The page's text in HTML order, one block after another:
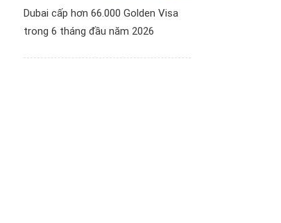
Dubai cấp hơn 66.000 Golden Visa
trong 6 tháng đầu năm 2026